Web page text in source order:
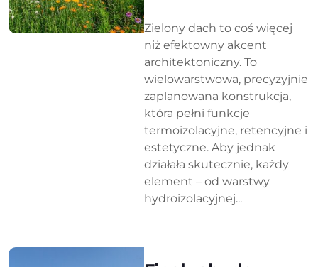
Zielony dach to coś więcej
niż efektowny akcent
architektoniczny. To
wielowarstwowa, precyzyjnie
zaplanowana konstrukcja,
która pełni funkcje
termoizolacyjne, retencyjne i
estetyczne. Aby jednak
działała skutecznie, każdy
element – od warstwy
hydroizolacyjnej...